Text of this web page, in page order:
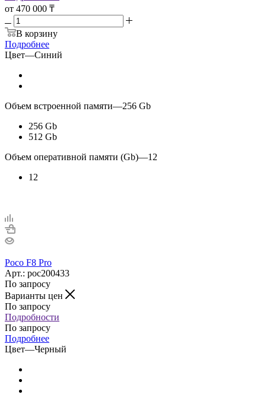
от 470 000 ₸
В корзину
Подробнее
Цвет—Синий
Объем встроенной памяти—256 Gb
256 Gb
512 Gb
Объем оперативной памяти (Gb)—12
12
Poco F8 Pro
Арт.: poc200433
По запросу
Варианты цен
По запросу
Подробности
По запросу
Подробнее
Цвет—Черный